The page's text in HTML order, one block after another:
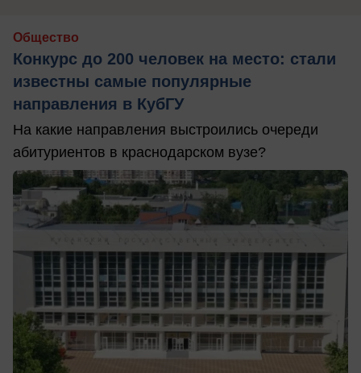
Общество
Конкурс до 200 человек на место: стали
известны самые популярные
направления в КубГУ
На какие направления выстроились очереди
абитуриентов в краснодарском вузе?